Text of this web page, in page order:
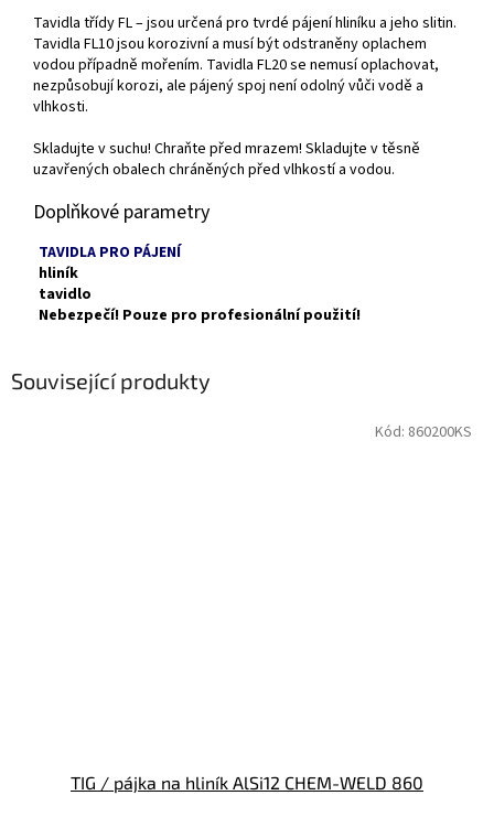
Tavidla třídy FL – jsou určená pro tvrdé pájení hliníku a jeho slitin.
Tavidla FL10 jsou korozivní a musí být odstraněny oplachem
vodou případně mořením. Tavidla FL20 se nemusí oplachovat,
nezpůsobují korozi, ale pájený spoj není odolný vůči vodě a
vlhkosti.
Skladujte v suchu! Chraňte před mrazem! Skladujte v těsně
uzavřených obalech chráněných před vlhkostí a vodou.
Doplňkové parametry
TAVIDLA PRO PÁJENÍ
hliník
tavidlo
Nebezpečí! Pouze pro profesionální použití!
Související produkty
TIG / pájka na hliník AlSi12 CHEM-WELD 860
Kód: 860200KS